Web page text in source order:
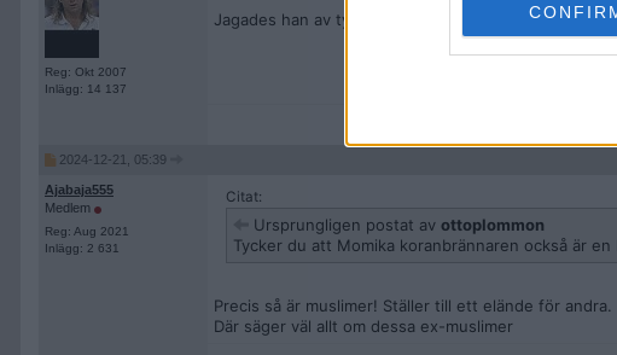
Reg: Okt 2007
Inlägg: 14 137
Jagades han av tyska staten av någon annan
2024-12-21, 05:39
Ajabaja555
Medlem
Reg: Aug 2021
Inlägg: 2 631
Citat:
Ursprungligen postat av ottoplommon
Tycker du att Momika koranbrännaren också är en
Precis så är muslimer! Ställer till ett elände för
Där säger väl allt om dessa ex-muslimer